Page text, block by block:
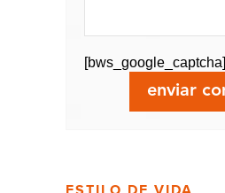
[bws_google_captcha]